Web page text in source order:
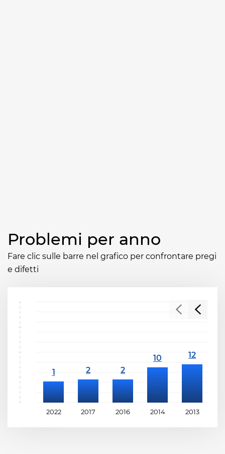
Problemi per anno
Fare clic sulle barre nel grafico per confrontare pregi
e difetti
2022 2017 2016 2014 2013